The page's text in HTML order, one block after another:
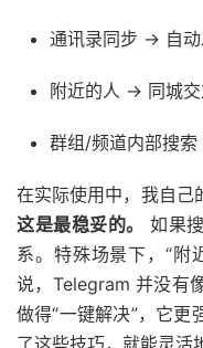
通讯录同步 → 自动
附近的人 → 同城交
群组/频道内部搜索
在实际使用中，我自己
这是最稳妥的。
如果
系。特殊场景下，“附
说，Telegram 并没有
做得“一键解决”，它更